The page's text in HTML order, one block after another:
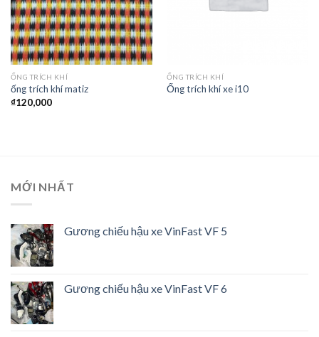
ỐNG TRÍCH KHÍ
ống trích khí matiz
₫120,000
ỐNG TRÍCH KHÍ
Ống trích khí xe i10
MỚI NHẤT
Gương chiếu hậu xe VinFast VF 5
Gương chiếu hậu xe VinFast VF 6